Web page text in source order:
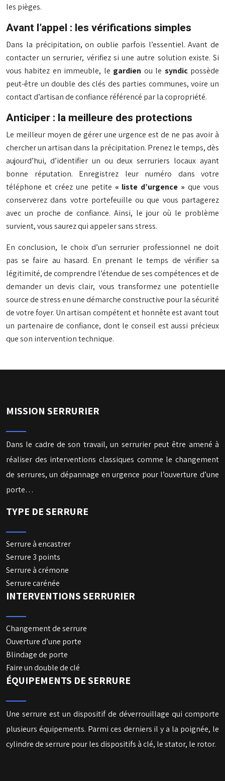
les pièges.
Avant l’appel : les vérifications simples
Dans la précipitation, on oublie parfois l’essentiel. Avant de
contacter un serrurier, vérifiez si une autre solution existe. Si
vous habitez en immeuble, le gardien ou le syndicpossède
peut-être un double des clés des parties communes, voire un
contact d’artisan de confiance référencé par la copropriété.
Anticiper : la meilleure des protections
Le meilleur moyen de gérer une urgence est de ne pas avoir à
chercher un artisan dans la précipitation. Prenez le temps, dès
aujourd’hui, d’identifier un ou deux serruriers locaux ayant
bonne réputation. Enregistrez leur numéro dans votre
téléphone et créez une petite « liste d’urgence » que vous
conserverez dans votre portefeuille ou que vous partagerez
avec un proche de confiance. Ainsi, le jour où le problème
survient, vous saurez qui appeler sans stress.
En conclusion, le choix d’un serrurier professionnel ne doit
pas se faire au hasard. En prenant le temps de vérifier sa
légitimité, de comprendre l’étendue de ses compétences et de
demander un devis clair, vous transformez une potentielle
source de stress en une démarche constructive pour la sécurité
de votre foyer. Un artisan compétent et honnête est avant tout
un partenaire de confiance, dont le conseil est aussi précieux
que son intervention technique.
MISSION SERRURIER
Dans le cadre de son travail, un serrurier peut être amené à
réaliser des interventions classiques comme le changement
de serrures, un dépannage en urgence pour l’ouverture d’une
porte…
TYPE DE SERRURE
Serrure à encastrer
Serrure 3 points
Serrure à crémone
Serrure carénée
INTERVENTIONS SERRURIER
Changement de serrure
Ouverture d’une porte
Blindage de porte
Faire un double de clé
ÉQUIPEMENTS DE SERRURE
Une serrure est un dispositif de déverrouillage qui comporte
plusieurs équipements. Parmi ces derniers il y a la poignée, le
cylindre de serrure pour les dispositifs à clé, le stator, le rotor.